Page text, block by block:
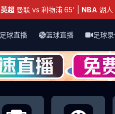
英超曼联 vs 利物浦 65' | NBA 湖人
足球直播 篮球直播 足球